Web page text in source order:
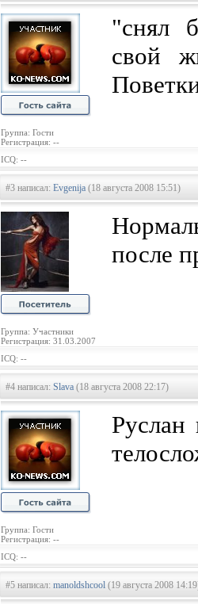
Группа: Гости
Регистрация: --
"снял
свой
ICQ: --
#3 написал: Evgenija (18 августа 2008 15:51)
Группа: Участники
Регистрация: 31.03.2007
после
ICQ: --
#4 написал: Slava (18 августа 2008 22:17)
Группа: Гости
Регистрация: --
ICQ: --
#5 написал: manoldshcool (19 августа 2008